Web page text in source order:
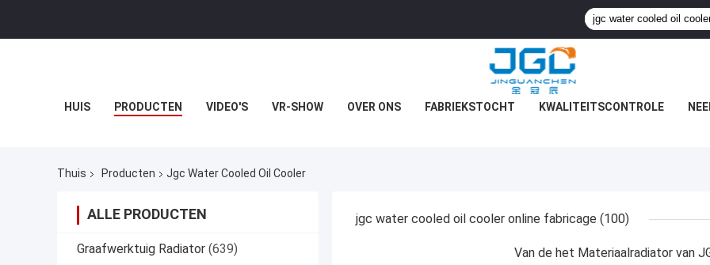
HUIS PRODUCTEN VIDEO'S VR-SHOW OVER ONS FABRIEKSTOCHT KWALITEITSCONTROLE
Thuis Producten Jgc Water Cooled Oil Cooler
ALLE PRODUCTEN
Graafwerktuig Radiator (639)
jgc water cooled oil cooler online fabricage (100)
Van de het Materiaalradiator van